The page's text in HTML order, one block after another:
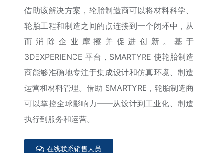
借助该解决方案，轮胎制造商可以将材料科学、
轮胎工程和制造之间的点连接到一个闭环中，从
而消除企业摩擦并促进创新。基于
3DEXPERIENCE 平台，SMARTYRE 使轮胎制造
商能够准确地专注于集成设计和仿真环境、制造
运营和材料管理。借助 SMARTYRE，轮胎制造商
可以掌控全球影响力——从设计到工业化、制造
执行到服务和运营。
在线联系销售人员